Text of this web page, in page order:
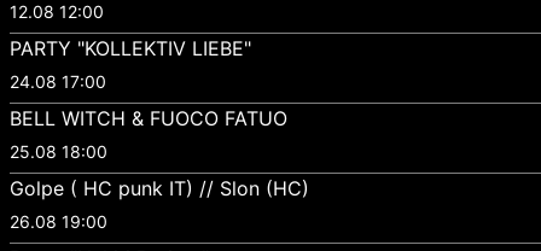
12.08 12:00
PARTY "KOLLEKTIV LIEBE"
24.08 17:00
BELL WITCH & FUOCO FATUO
25.08 18:00
Golpe ( HC punk IT) // Slon (HC)
26.08 19:00